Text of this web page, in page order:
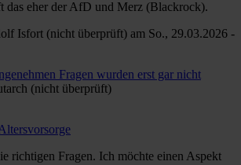
das eher der AfD und Merz (Blackrock).
Isfort (nicht überprüft) am So., 29.03.2026 -
Fragen wurden erst gar nicht
(nicht überprüft)
richtigen Fragen. Ich möchte einen Aspekt